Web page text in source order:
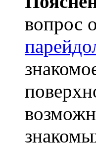
вопрос